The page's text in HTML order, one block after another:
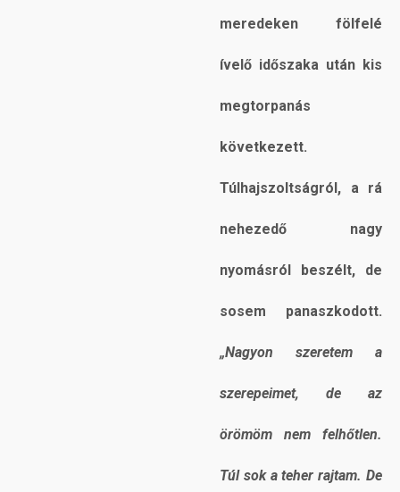
meredeken fölfelé
ívelő időszaka után kis
megtorpanás
következett.
Túlhajszoltságról, a rá
nehezedő nagy
nyomásról beszélt, de
sosem panaszkodott.
„Nagyon szeretem a
szerepeimet, de az
örömöm nem felhőtlen.
Túl sok a teher rajtam. De